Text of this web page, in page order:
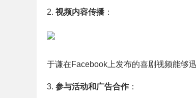
2. 视频内容传播 ：
于谦在Facebook上发布的喜剧视频能够
3. 参与活动和广告合作 ：